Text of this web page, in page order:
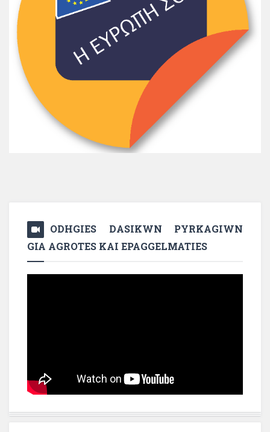
ODHGIES DASIKWN PYRKAGIWN
GIA AGROTES KAI EPAGGELMATIES